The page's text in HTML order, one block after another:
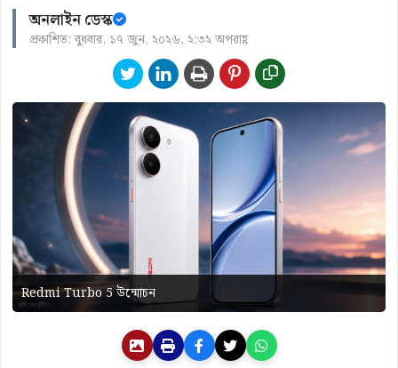
অনলাইন ডেস্ক
প্রকাশিত: বুধবার, ১৭ জুন, ২০২৬, ২:৩২ অপরাহ্ণ
Redmi Turbo 5 উন্মোচন